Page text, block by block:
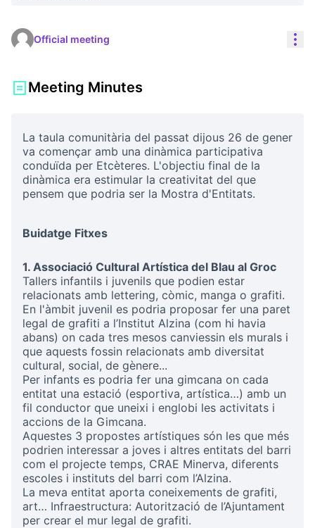
Official meeting
Meeting Minutes
La taula comunitària del passat dijous 26 de gener
va començar amb una dinàmica participativa
conduïda per Etcèteres. L'objectiu final de la
dinàmica era estimular la creativitat del que
pensem que podria ser la Mostra d'Entitats.
Buidatge Fitxes
1. Associació Cultural Artística del Blau al Groc
Tallers infantils i juvenils que podien estar
relacionats amb lettering, còmic, manga o grafiti.
En l'àmbit juvenil es podria proposar fer una paret
legal de grafiti a l’Institut Alzina (com hi havia
abans) on cada tres mesos canviessin els murals i
que aquests fossin relacionats amb diversitat
cultural, social, de gènere...
Per infants es podria fer una gimcana on cada
entitat una estació (esportiva, artística…) amb un
fil conductor que uneixi i englobi les activitats i
accions de la Gimcana.
Aquestes 3 propostes artístiques són les que més
podrien interessar a joves i altres entitats del barri
com el projecte temps, CRAE Minerva, diferents
escoles i instituts del barri com l’Alzina.
La meva entitat aporta coneixements de grafiti,
art… Infraestructura: Autorització de l’Ajuntament
per crear el mur legal de grafiti.